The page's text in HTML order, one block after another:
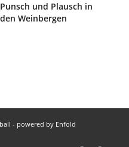
Punsch und Plausch in
den Weinbergen
- powered by Enfold